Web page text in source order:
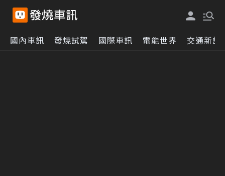
國內車訊 發燒試駕 國際車訊 電能世界 交通新訊